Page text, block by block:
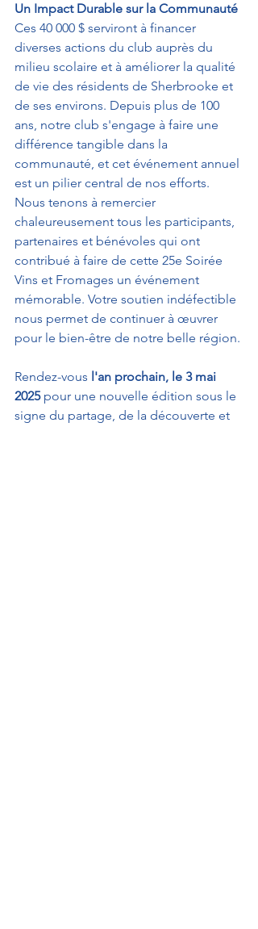
Un Impact Durable sur la Communauté
Ces 40 000 $ serviront à financer
diverses actions du club auprès du
milieu scolaire et à améliorer la qualité
de vie des résidents de Sherbrooke et
de ses environs. Depuis plus de 100
ans, notre club s'engage à faire une
différence tangible dans la
communauté, et cet événement annuel
est un pilier central de nos efforts.
Nous tenons à remercier
chaleureusement tous les participants,
partenaires et bénévoles qui ont
contribué à faire de cette 25e Soirée
Vins et Fromages un événement
mémorable. Votre soutien indéfectible
nous permet de continuer à œuvrer
pour le bien-être de notre belle région.
Rendez-vous l'an prochain, le 3 mai
2025 pour une nouvelle édition sous le
signe du partage, de la découverte et